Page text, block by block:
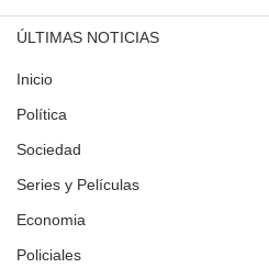
ÚLTIMAS NOTICIAS
Inicio
Política
Sociedad
Series y Películas
Economia
Policiales